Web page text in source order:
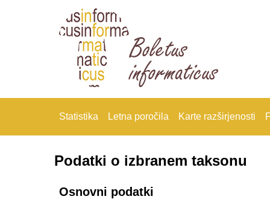
Statistika Letna poročila Karte razširjenosti
Podatki o izbranem taksonu
Osnovni podatki